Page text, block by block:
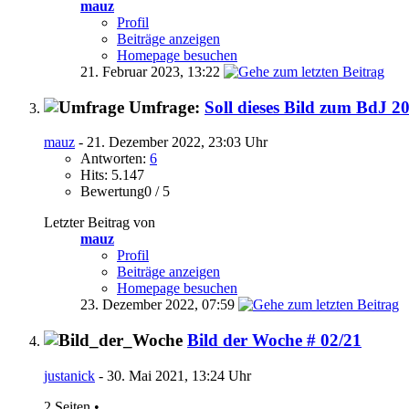
mauz
Profil
Beiträge anzeigen
Homepage besuchen
21. Februar 2023, 13:22
Umfrage: Soll dieses Bild zum BdJ
mauz - 21. Dezember 2022, 23:03 Uhr
Antworten: 6
Hits: 5.147
Bewertung0 / 5
Letzter Beitrag von
mauz
Profil
Beiträge anzeigen
Homepage besuchen
23. Dezember 2022, 07:59
Bild der Woche # 02/21
justanick - 30. Mai 2021, 13:24 Uhr